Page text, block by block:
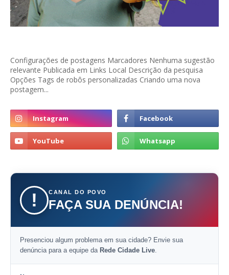
Configurações de postagens Marcadores Nenhuma sugestão
relevante Publicada em Links Local Descrição da pesquisa
Opções Tags de robôs personalizadas Criando uma nova
postagem...
! CANAL DO POVO
FAÇA SUA DENÚNCIA!
Presenciou algum problema em sua cidade? Envie sua
denúncia para a equipe da Rede Cidade Live.